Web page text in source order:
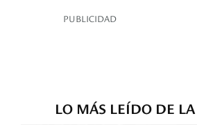
PUBLICIDAD
LO MÁS LEÍDO DE